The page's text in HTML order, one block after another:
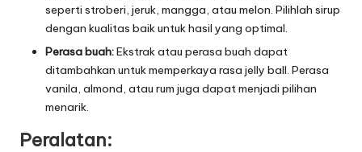
seperti stroberi, jeruk, mangga, atau melon. Pilihlah sirup
dengan kualitas baik untuk hasil yang optimal.
Perasa buah:Ekstrak atau perasa buah dapat
ditambahkan untuk memperkaya rasa jelly ball. Perasa
vanila, almond, atau rum juga dapat menjadi pilihan
menarik.
Peralatan: